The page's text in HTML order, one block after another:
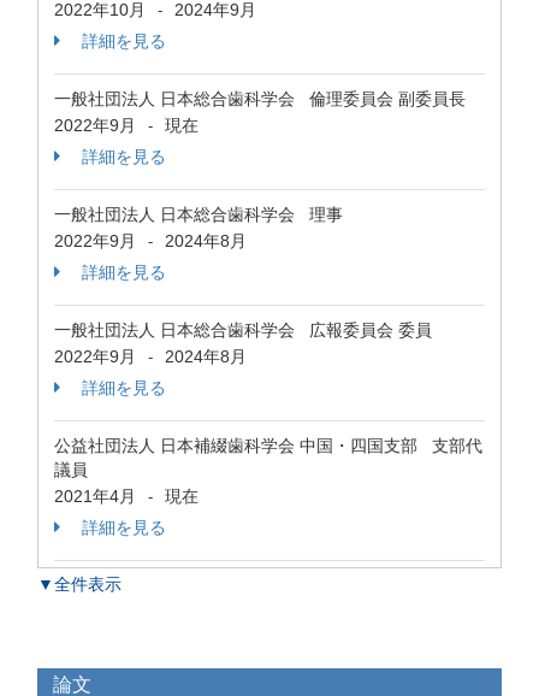
2022年10月 -
2024年9月
詳細を見る
一般社団法人 日本総合歯科学会 倫理委員会 副委員長
2022年9月
-
現在
詳細を見る
一般社団法人 日本総合歯科学会 理事
2022年9月
-
2024年8月
詳細を見る
一般社団法人 日本総合歯科学会 広報委員会 委員
2022年9月
-
2024年8月
詳細を見る
公益社団法人 日本補綴歯科学会 中国・四国支部 支部代
議員
2021年4月
-
現在
詳細を見る
▼全件表示
論文